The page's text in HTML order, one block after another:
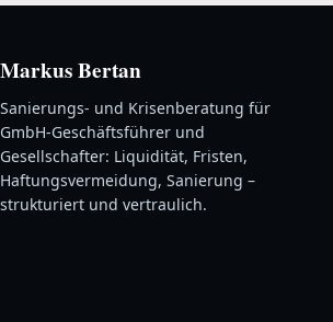
Markus Bertan
Sanierungs- und Krisenberatung für
GmbH-Geschäftsführer und
Gesellschafter: Liquidität, Fristen,
Haftungsvermeidung, Sanierung –
strukturiert und vertraulich.